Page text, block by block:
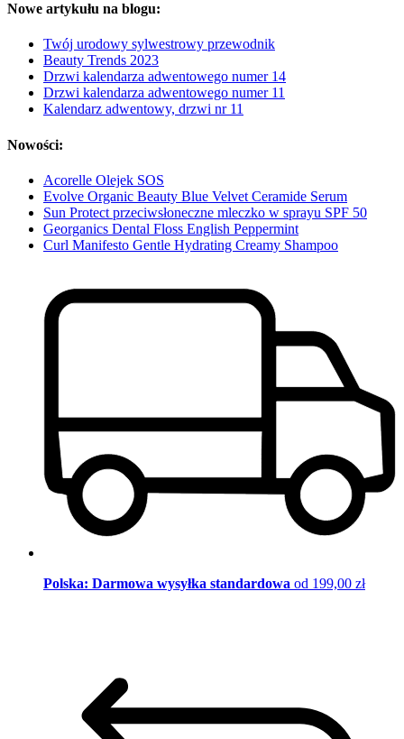
Nowe artykułu na blogu:
Twój urodowy sylwestrowy przewodnik
Beauty Trends 2023
Drzwi kalendarza adwentowego numer 14
Drzwi kalendarza adwentowego numer 11
Kalendarz adwentowy, drzwi nr 11
Nowości:
Acorelle Olejek SOS
Evolve Organic Beauty Blue Velvet Ceramide Serum
Sun Protect przeciwsłoneczne mleczko w sprayu SPF 50
Georganics Dental Floss English Peppermint
Curl Manifesto Gentle Hydrating Creamy Shampoo
Polska: Darmowa wysyłka standardowa od 199,00 zł